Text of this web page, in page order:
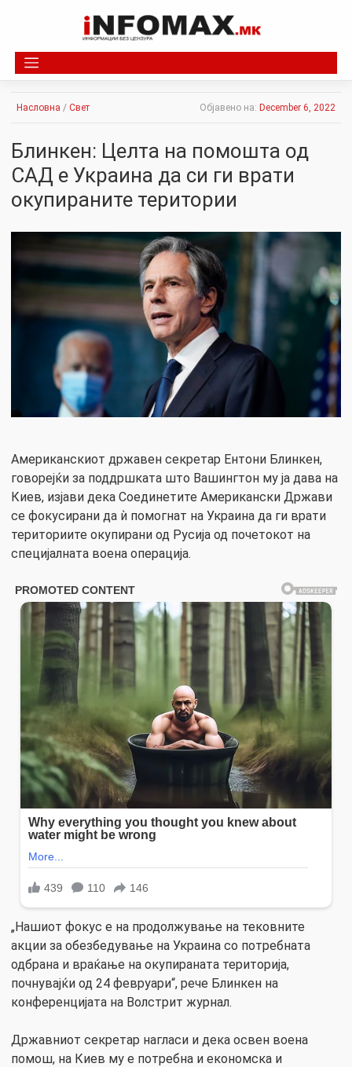
Насловна / Свет Објавено на: December 6, 2022
Блинкен: Целта на помошта од
САД е Украина да си ги врати
окупираните територии
Американскиот државен секретар Ентони Блинкен,
говорејќи за поддршката што Вашингтон му ја дава на
Киев, изјави дека Соединетите Американски Држави
се фокусирани да ѝ помогнат на Украина да ги врати
териториите окупирани од Русија од почетокот на
специјалната воена операција.
„Нашиот фокус е на продолжување на тековните
акции за обезбедување на Украина со потребната
одбрана и враќање на окупираната територија,
почнувајќи од 24 февруари“, рече Блинкен на
конференцијата на Волстрит журнал.
Државниот секретар нагласи и дека освен воена
помош, на Киев му е потребна и економска и